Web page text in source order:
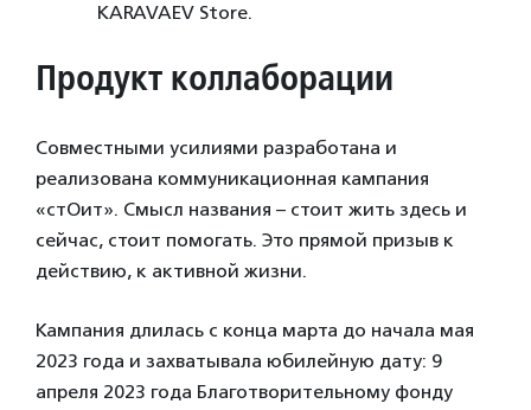
KARAVAEV Store.
Продукт коллаборации
Совместными усилиями разработана и
реализована коммуникационная кампания
«стОит». Смысл названия – стоит жить здесь и
сейчас, стоит помогать. Это прямой призыв к
действию, к активной жизни.
Кампания длилась с конца марта до начала мая
2023 года и захватывала юбилейную дату: 9
апреля 2023 года Благотворительному фонду